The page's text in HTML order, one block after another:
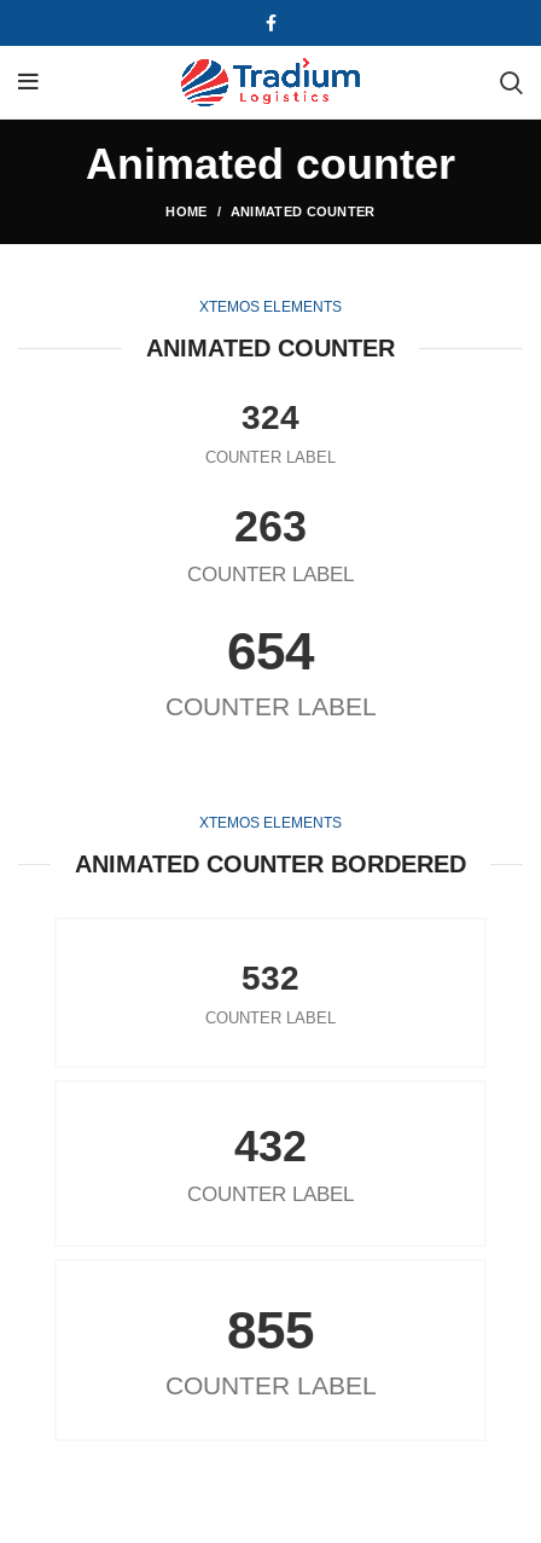
Animated counter
HOME ANIMATED COUNTER
XTEMOS ELEMENTS
ANIMATED COUNTER
324
COUNTER LABEL
263
COUNTER LABEL
654
COUNTER LABEL
XTEMOS ELEMENTS
ANIMATED COUNTER BORDERED
532
COUNTER LABEL
432
COUNTER LABEL
855
COUNTER LABEL